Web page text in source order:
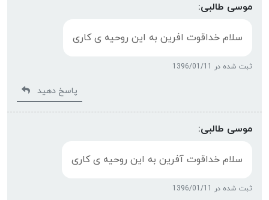
موسی طالبی:
سلام خداقوت افرین به این روحیه ی کاری
ثبت شده در 1396/01/11
پاسخ دهید
موسی طالبی:
سلام خداقوت آفرین به این روحیه ی کاری
ثبت شده در 1396/01/11